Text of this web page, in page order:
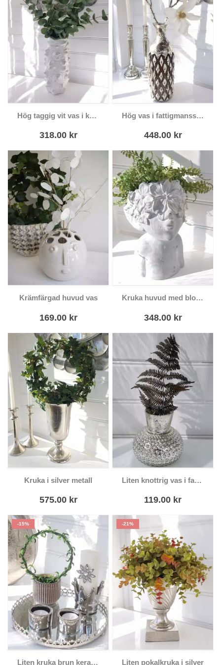
Hög taggig vit vas i keramik
318.00 kr
Hög vas i fattigmanssilver med brun dekor
448.00 kr
Krämfärgad huvud vas
169.00 kr
Kruka huvud med blomsterkrans
348.00 kr
Kruka i silver metall
575.00 kr
Liten knottrig vas i fattigmanssilver
119.00 kr
-15%
Liten kruka brun keramik
-21%
Liten pokalkruka i silver